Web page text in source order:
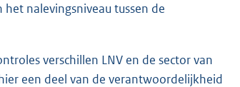
nalevingsniveau tussen de
verschillen LNV en de sector van
een deel van de verantwoordelijkheid